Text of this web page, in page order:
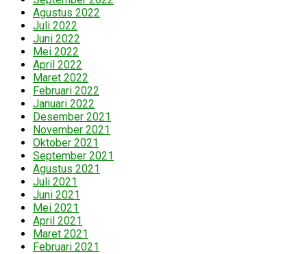
Agustus 2022
Juli 2022
Juni 2022
Mei 2022
April 2022
Maret 2022
Februari 2022
Januari 2022
Desember 2021
November 2021
Oktober 2021
September 2021
Agustus 2021
Juli 2021
Juni 2021
Mei 2021
April 2021
Maret 2021
Februari 2021